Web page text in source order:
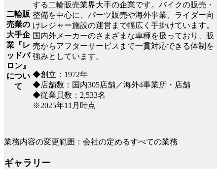
二輪販
売業の
大手企
業『レ
ッドバ
ロン』
につい
て
する二輪販売業界大手の企業です。バイクの販売・
整備を中心に、パーツ販売や海外事業、ライダー向
けレジャー施設の運営まで幅広く手掛けています。
国内外メーカーのさまざまな車種を扱っており、販
売からアフターサービスまで一貫対応できる体制を
強みとしています。
◆創立：1972年
◆店舗数：国内305店舗／海外4事業所・店舗
◆従業員数：2,533名
※2025年11月時点
業務内容の変更範囲：会社の定めるすべての業務
ギャラリー